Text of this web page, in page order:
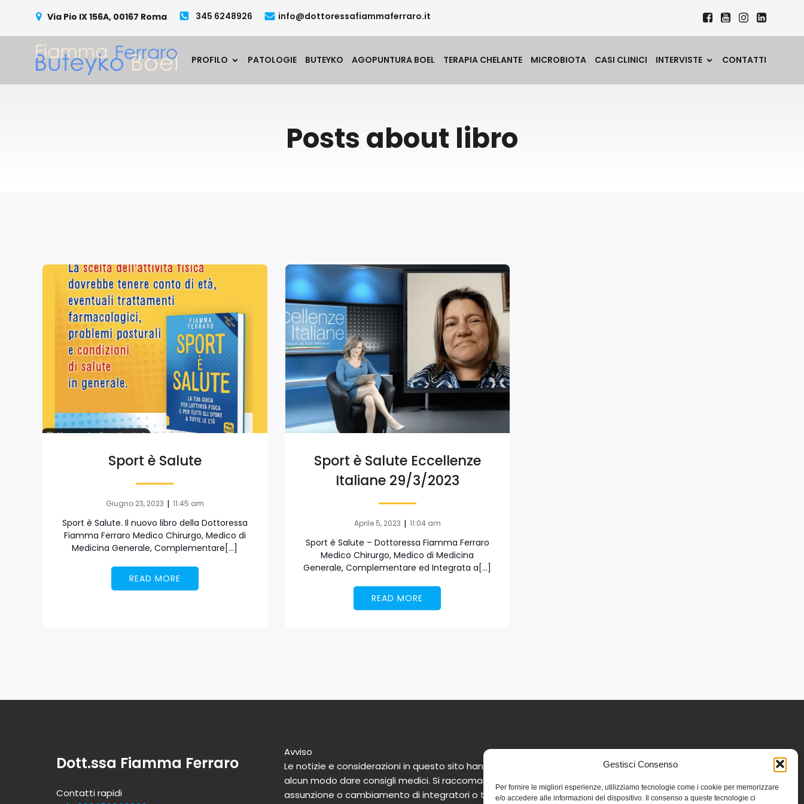
Gestisci Consenso
Per fornire le migliori esperienze, utilizziamo tecnologie come i cookie per memorizzare
e/o accedere alle informazioni del dispositivo. Il consenso a queste tecnologie ci
Via Pio IX 156A, 00167 Roma 345 6248926 info@dottoressafiammaferraro.it
PROFILO PATOLOGIE BUTEYKO AGOPUNTURA BOEL TERAPIA CHELANTE MICROBIOTA CASI CLINICI INTERVISTE CONTATTI
Posts about libro
Sport è Salute
Giugno 23, 2023 | 11:45 am
Sport è Salute. Il nuovo libro della Dottoressa
Fiamma Ferraro Medico Chirurgo, Medico di
Medicina Generale, Complementare[…]
READ MORE
Sport è Salute Eccellenze
Italiane 29/3/2023
Aprile 5, 2023 | 11:04 am
Sport è Salute – Dottoressa Fiamma Ferraro
Medico Chirurgo, Medico di Medicina
Generale, Complementare ed Integrata a[…]
READ MORE
Dott.ssa Fiamma Ferraro
Contatti rapidi
Avviso
Le notizie e considerazioni in questo sito hanno carattere informativo generale e non intendono in
alcun modo dare consigli medici. Si raccomanda di non intraprendere o interrompere alcuna terapia o
assunzione o cambiamento di integratori o tantomeno medicinali (nemmeno “naturali”) senza una